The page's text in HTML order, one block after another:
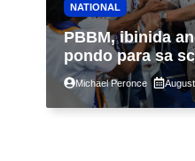
NATIONAL
PBBM, ibinida
pondo para sa
ngayong taon,
sa kasaysayan
Michael Peronce